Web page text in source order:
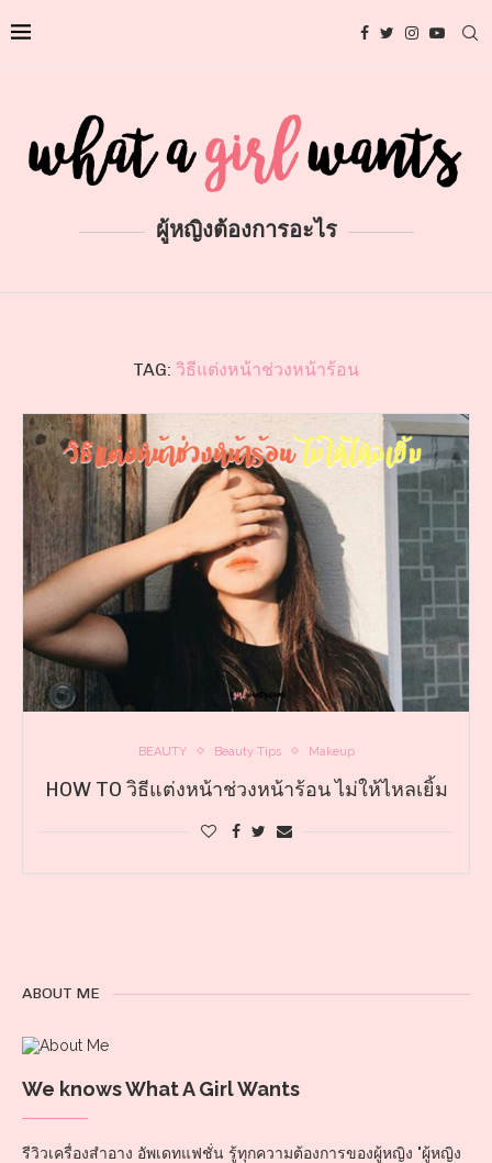
ผู้หญิงต้องการอะไร
TAG: วิธีแต่งหน้าช่วงหน้าร้อน
BEAUTY Beauty Tips Makeup
HOW TO วิธีแต่งหน้าช่วงหน้าร้อน ไม่ให้ไหลเยิ้ม
ABOUT ME
We knows What A Girl Wants
รีวิวเครื่องสำอาง อัพเดทแฟชั่น รู้ทุกความต้องการของผู้หญิง "ผู้หญิง